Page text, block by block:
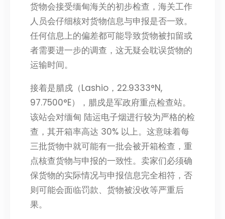
货物会接受缅甸海关的初步检查，海关工作
人员会仔细核对货物信息与申报是否一致。
任何信息上的偏差都可能导致货物被扣留或
者需要进一步的调查，这无疑会耽误货物的
运输时间。
接着是腊戍（Lashio，22.9333°N,
97.7500°E），腊戍是军政府重点检查站。
该站会对缅甸 陆运电子烟进行较为严格的检
查，其开箱率高达 30% 以上。这意味着每
三批货物中就可能有一批会被开箱检查，重
点核查货物与申报的一致性。卖家们必须确
保货物的实际情况与申报信息完全相符，否
则可能会面临罚款、货物被没收等严重后
果。